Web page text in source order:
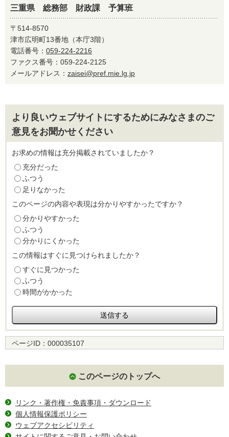
三重県 総務部 財政課 予算班
〒514-8570
津市広明町13番地（本庁3階）
電話番号： 059-224-2216
ファクス番号：059-224-2125
メールアドレス： zaisei@pref.mie.lg.jp
より良いウェブサイトにするためにみなさまのご
意見をお聞かせください
お求めの情報は充分掲載されていましたか？
充分だった
ふつう
足りなかった
このページの内容や表現は分かりやすかったですか？
分かりやすかった
ふつう
分かりにくかった
この情報はすぐに見つけられましたか？
すぐに見つかった
ふつう
時間がかかった
ページID： 000035107
このページのトップへ
リンク・著作権・免責事項・ダウンロード
個人情報保護ポリシー
ウェブアクセシビリティ